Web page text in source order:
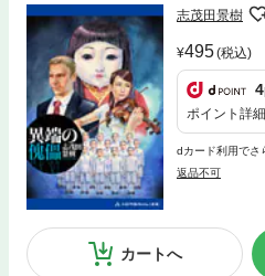
志茂田景樹
495(税込)
4
ポイント詳細
dカード利用でさ
返品不可
カートへ